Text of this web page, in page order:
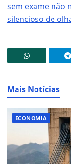
sem exame não
silencioso de
Mais Notícias
ECONOMIA